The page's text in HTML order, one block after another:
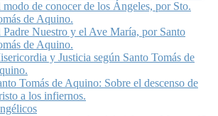
modo de conocer de los Ángeles, por Sto.
de Aquino.
Padre Nuestro y el Ave María, por Santo
de Aquino.
y Justicia según Santo Tomás de
Tomás de Aquino: Sobre el descenso de
a los infiernos.